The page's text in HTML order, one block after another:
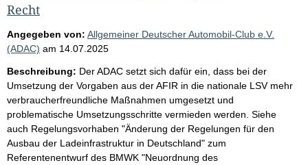
Recht
Angegeben von: Allgemeiner Deutscher Automobil-Club e.V.
(ADAC) am 14.07.2025
Beschreibung: Der ADAC setzt sich dafür ein, dass bei der
Umsetzung der Vorgaben aus der AFIR in die nationale LSV mehr
verbraucherfreundliche Maßnahmen umgesetzt und
problematische Umsetzungsschritte vermieden werden. Siehe
auch Regelungsvorhaben "Änderung der Regelungen für den
Ausbau der Ladeinfrastruktur in Deutschland" zum
Referentenentwurf des BMWK "Neuordnung des